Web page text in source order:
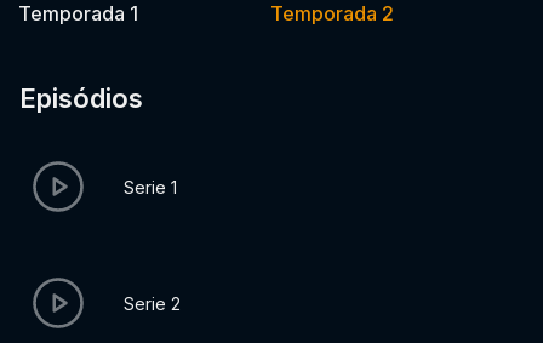
Temporada 1 Temporada 2
Episódios
Serie 1
Serie 2